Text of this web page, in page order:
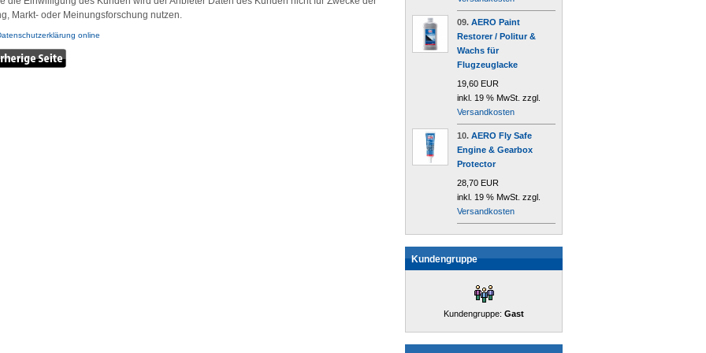
Markt- oder Meinungsforschung nutzen.
online
09. AERO Paint
Restorer / Politur &
Wachs für
Flugzeuglacke
19,60 EUR
inkl. 19 % MwSt. zzgl.
Versandkosten
10. AERO Fly Safe
Engine & Gearbox
Protector
28,70 EUR
inkl. 19 % MwSt. zzgl.
Versandkosten
Kundengruppe
Kundengruppe: Gast